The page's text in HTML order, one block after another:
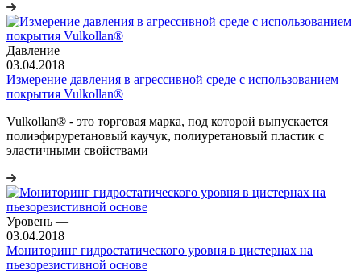
Давление —
03.04.2018
Измерение давления в агрессивной среде с использованием
покрытия Vulkollan®
Vulkollan® - это торговая марка, под которой выпускается
полиэфируретановый каучук, полиуретановый пластик с
эластичными свойствами
Уровень —
03.04.2018
Мониторинг гидростатического уровня в цистернах на
пьезорезистивной основе